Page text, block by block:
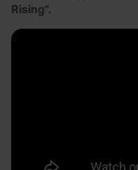
Rising”.